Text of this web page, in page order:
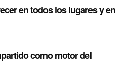
en todos los lugares y en
como motor del